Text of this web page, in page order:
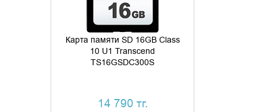
Карта памяти SD 16GB Class
10 U1 Transcend
TS16GSDC300S
14 790 тг.